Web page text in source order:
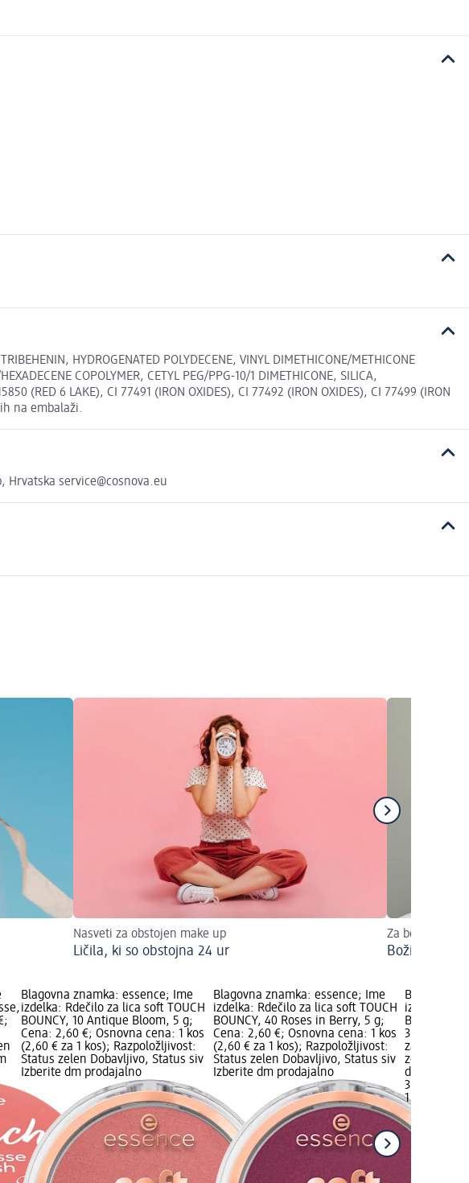
HYDROGENATED POLYDECENE, VINYL DIMETHICONE/METHICONE
COPOLYMER, CETYL PEG/PPG-10/1 DIMETHICONE, SILICA,
(RED 6 LAKE), CI 77491 (IRON OXIDES), CI 77492 (IRON OXIDES), CI 77499 (IRON
na embalaži.
Hrvatska service@cosnova.eu
Nasveti za obstojen make up
Ličila, ki so obstojna 24 ur
Za božič
Božični
Blagovna znamka: essence; Ime
izdelka: Rdečilo za lica soft TOUCH
BOUNCY, 10 Antique Bloom, 5 g;
Cena: 2,60 €; Osnovna cena: 1 kos
(2,60 € za 1 kos); Razpoložljivost:
Status zelen Dobavljivo, Status siv
Izberite dm prodajalno
Blagovna znamka: essence; Ime
izdelka: Rdečilo za lica soft TOUCH
BOUNCY, 40 Roses in Berry, 5 g;
Cena: 2,60 €; Osnovna cena: 1 kos
(2,60 € za 1 kos); Razpoložljivost:
Status zelen Dobavljivo, Status siv
Izberite dm prodajalno
Blagovna
izdelka:
BLUSH, 10
3,10 €;
za 1 kos);
zelen
dm
3,10 €
1 kos (3,10